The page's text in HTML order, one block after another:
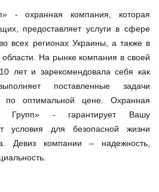
-охранная компания , которая
предоставляет услуги в сфере
всех регионах Украины, а также в
области. На рынке компания в своей
лет и зарекомендовала себя как
поставленные задачи
по оптимальной цене. Охранная
Групп» - гарантирует Вашу
условия для безопасной жизни
Девиз компании – надежность,